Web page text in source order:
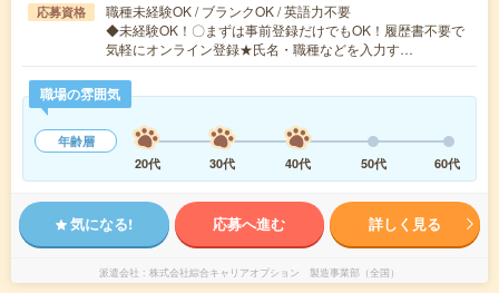
応募資格
職種未経験OK / ブランクOK / 英語力不要
◆未経験OK！〇まずは事前登録だけでもOK！履歴書不要で
気軽にオンライン登録★氏名・職種などを入力す…
職場の雰囲気
年齢層
20代
30代 40代 50代 60代
気になる! 応募へ進む 詳しく見る
派遣会社 株式会社綜合キャリアオプション 製造事業部（全国）